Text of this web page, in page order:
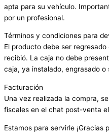
apta para su vehículo.
por un profesional.
Términos y condiciones para
El producto debe ser
recibió. La caja no debe
caja, ya instalado, engrasado o
Facturación
Una vez realizada la compra,
fiscales en el chat post-venta
Estamos para servirle ¡Gracias